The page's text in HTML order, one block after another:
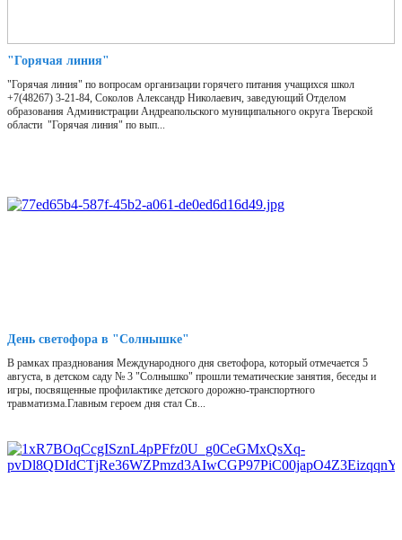
"Горячая линия"
"Горячая линия" по вопросам организации горячего питания учащихся школ
+7(48267) 3-21-84, Соколов Александр Николаевич, заведующий Отделом
образования Администрации Андреапольского муниципального округа Тверской
области "Горячая линия" по вып...
День светофора в "Солнышке"
В рамках празднования Международного дня светофора, который отмечается 5
августа, в детском саду № 3 "Солнышко" прошли тематические занятия, беседы и
игры, посвященные профилактике детского дорожно-транспортного
травматизма.Главным героем дня стал Св...